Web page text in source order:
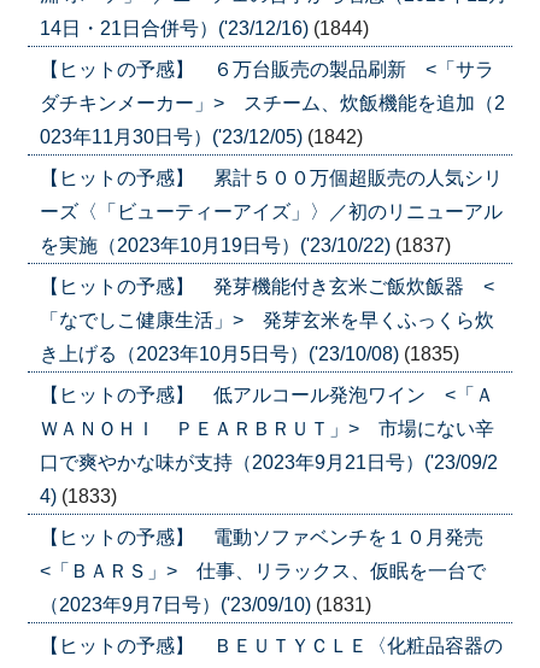
14日・21日合併号）('23/12/16) (1844)
【ヒットの予感】 ６万台販売の製品刷新 <「サラ
ダチキンメーカー」> スチーム、炊飯機能を追加（2
023年11月30日号）('23/12/05) (1842)
【ヒットの予感】 累計５００万個超販売の人気シリ
ーズ〈「ビューティーアイズ」〉／初のリニューアル
を実施（2023年10月19日号）('23/10/22) (1837)
【ヒットの予感】 発芽機能付き玄米ご飯炊飯器 <
「なでしこ健康生活」> 発芽玄米を早くふっくら炊
き上げる（2023年10月5日号）('23/10/08) (1835)
【ヒットの予感】 低アルコール発泡ワイン <「Ａ
ＷＡＮＯＨＩ ＰＥＡＲＢＲＵＴ」> 市場にない辛
口で爽やかな味が支持（2023年9月21日号）('23/09/2
4) (1833)
【ヒットの予感】 電動ソファベンチを１０月発売
<「ＢＡＲＳ」> 仕事、リラックス、仮眠を一台で
（2023年9月7日号）('23/09/10) (1831)
【ヒットの予感】 ＢＥＵＴＹＣＬＥ〈化粧品容器の